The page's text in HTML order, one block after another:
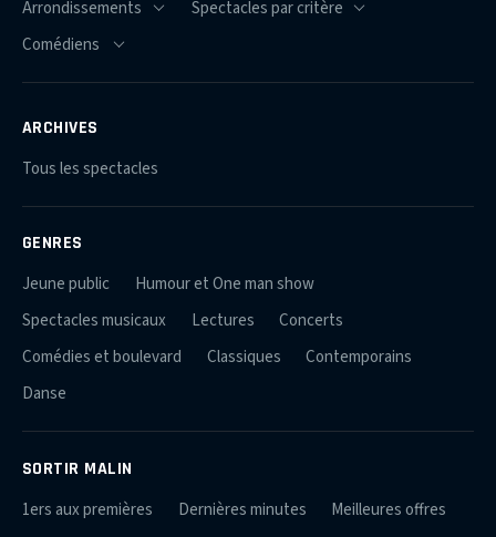
ARCHIVES
Tous les spectacles
GENRES
Jeune public
Humour et One man show
Spectacles musicaux
Lectures
Concerts
Comédies et boulevard
Classiques
Contemporains
Danse
SORTIR MALIN
1ers aux premières Dernières minutes
Meilleures offres